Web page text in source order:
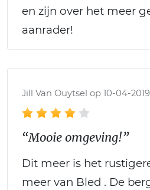
en zijn over het meer
aanrader!
Jill Van Ouytsel op 10-04-2019
“Mooie omgeving!”
Dit meer is het
meer van Bled . De